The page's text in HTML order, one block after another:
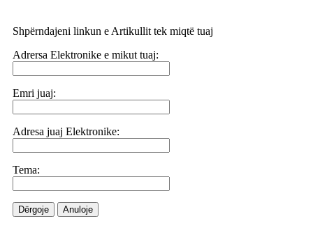
Shpërndajeni linkun e Artikullit tek miqtë tuaj
Adrersa Elektronike e mikut tuaj:
Emri juaj:
Adresa juaj Elektronike:
Tema:
Dërgoje Anuloje